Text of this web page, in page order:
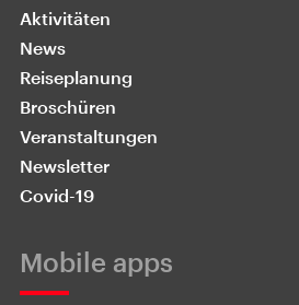
Aktivitäten
News
Reiseplanung
Broschüren
Veranstaltungen
Newsletter
Covid-19
Mobile apps